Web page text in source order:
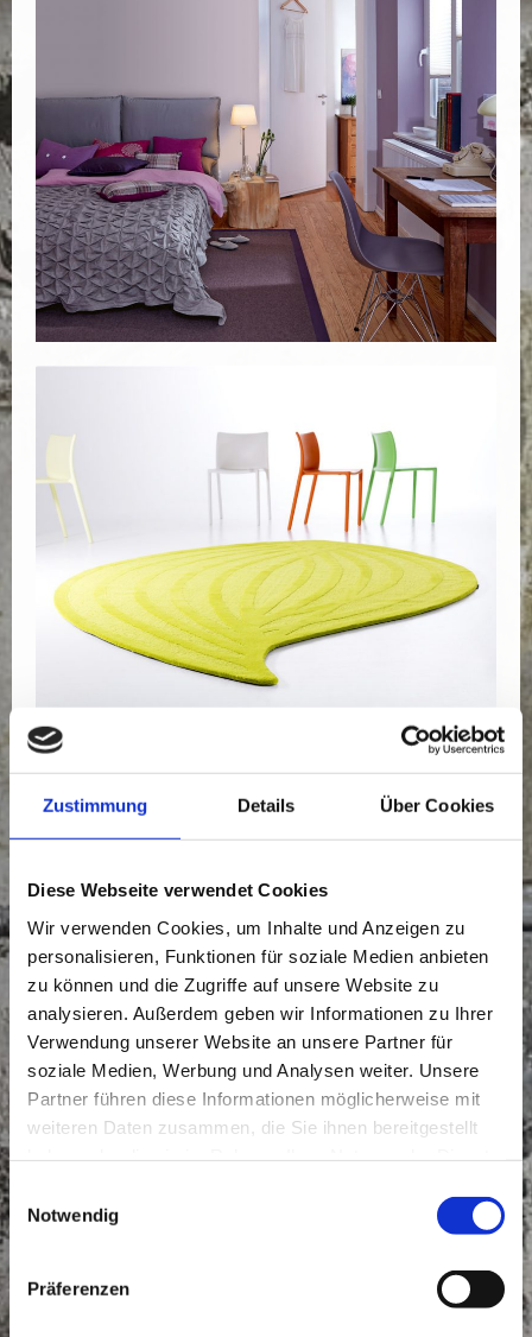
Zustimmung Details Über Cookies
Diese Webseite verwendet Cookies
Wir verwenden Cookies, um Inhalte und Anzeigen zu
personalisieren, Funktionen für soziale Medien anbieten
zu können und die Zugriffe auf unsere Website zu
analysieren. Außerdem geben wir Informationen zu Ihrer
Verwendung unserer Website an unsere Partner für
soziale Medien, Werbung und Analysen weiter. Unsere
Partner führen diese Informationen möglicherweise mit
weiteren Daten zusammen, die Sie ihnen bereitgestellt
Einwilligungsauswahl
Notwendig
Präferenzen